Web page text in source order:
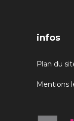
infos
Plan du
Mentions